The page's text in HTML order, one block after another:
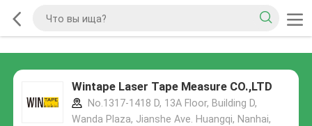
Wintape Laser Tape Measure CO.,LTD
No.1317-1418 D, 13A Floor, Building D,
Wanda Plaza, Jianshe Ave. Huangqi, Nanhai,